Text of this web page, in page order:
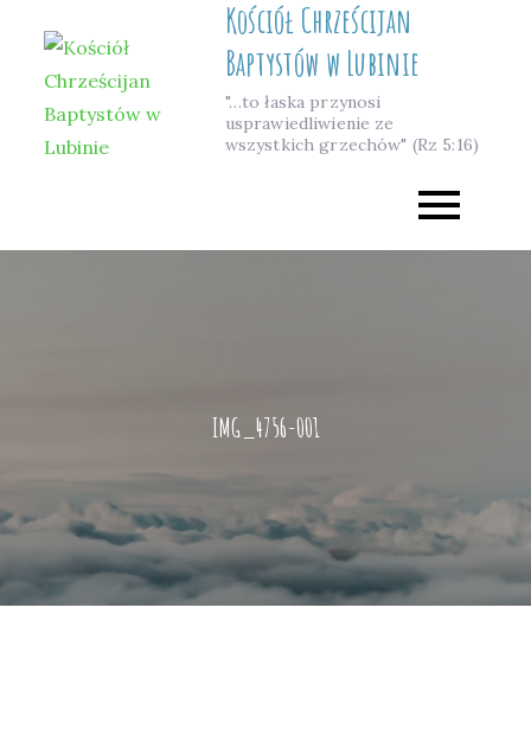
content
Kościół Chrześcijan
Baptystów w Lubinie
"…to łaska przynosi
usprawiedliwienie ze
wszystkich grzechów" (Rz 5:16)
IMG_4756-001